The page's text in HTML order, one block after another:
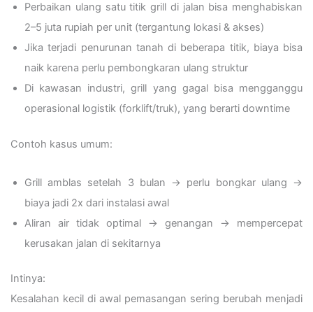
Perbaikan ulang satu titik grill di jalan bisa menghabiskan
2–5 juta rupiah per unit (tergantung lokasi & akses)
Jika terjadi penurunan tanah di beberapa titik, biaya bisa
naik karena perlu pembongkaran ulang struktur
Di kawasan industri, grill yang gagal bisa mengganggu
operasional logistik (forklift/truk), yang berarti downtime
Contoh kasus umum:
Grill amblas setelah 3 bulan → perlu bongkar ulang →
biaya jadi 2x dari instalasi awal
Aliran air tidak optimal → genangan → mempercepat
kerusakan jalan di sekitarnya
Intinya:
Kesalahan kecil di awal pemasangan sering berubah menjadi